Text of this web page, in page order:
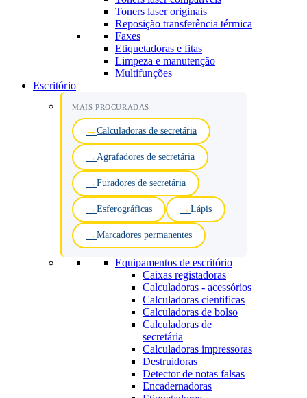
Toners laser originais
Reposição transferência térmica
Faxes
Etiquetadoras e fitas
Limpeza e manutenção
Multifunções
Escritório
MAIS PROCURADAS
Calculadoras de secretária
Agrafadores de secretária
Furadores de secretária
Esferográficas Lápis
Marcadores permanentes
Equipamentos de escritório
Caixas registadoras
Calculadoras - acessórios
Calculadoras cientificas
Calculadoras de bolso
Calculadoras de
secretária
Calculadoras impressoras
Destruidoras
Detector de notas falsas
Encadernadoras